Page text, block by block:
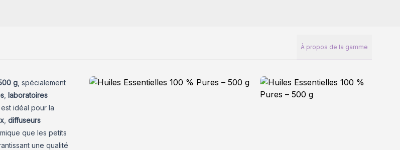
À propos de la gamme
g , spécialement
laboratoires
idéal pour la
diffuseurs
que les petits
une qualité